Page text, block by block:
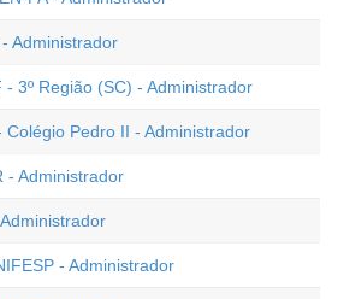
Administrador
3º Região (SC) - Administrador
Colégio Pedro II - Administrador
- Administrador
- Administrador